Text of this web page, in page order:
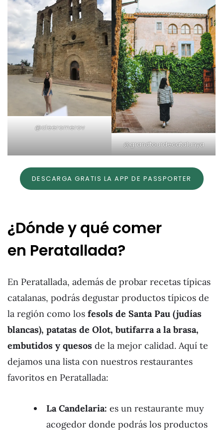
@aleeromerov
@grandtourdecatalunya
DESCARGA GRATIS LA APP DE PASSPORTER
¿Dónde y qué comer
en Peratallada?
En Peratallada, además de probar recetas típicas
catalanas, podrás degustar productos típicos de
la región como los fesols de Santa Pau (judías
blancas), patatas de Olot, butifarra a la brasa,
embutidos y quesos de la mejor calidad. Aquí te
dejamos una lista con nuestros restaurantes
favoritos en Peratallada:
La Candelaria: es un restaurante muy
acogedor donde podrás los productos